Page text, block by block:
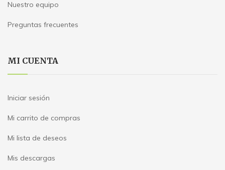
Nuestro equipo
Preguntas frecuentes
MI CUENTA
Iniciar sesión
Mi carrito de compras
Mi lista de deseos
Mis descargas